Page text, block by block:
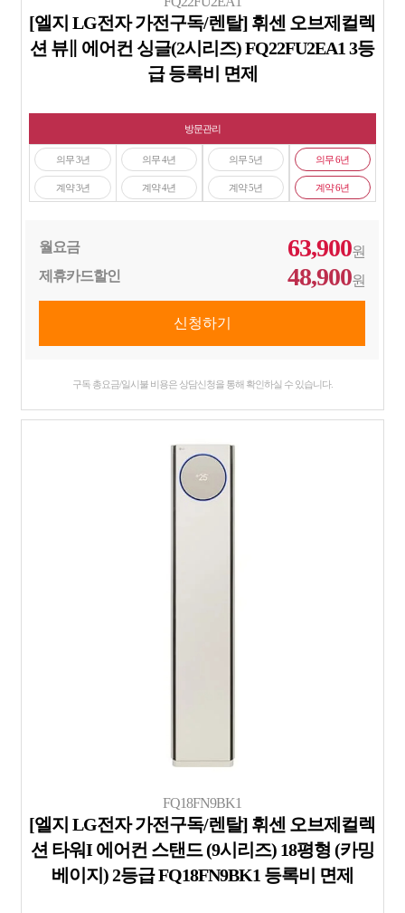
[엘지 LG전자 가전구독/렌탈] 휘센 오브제컬렉
션 뷰∥ 에어컨 싱글(2시리즈) FQ22FU2EA1 3등
급 등록비 면제
방문관리
의무 3년
계약 3년
의무 4년
계약 4년
의무 5년
계약 5년
의무 6년
계약 6년
월요금 63,900원
제휴카드할인
48,900원
구독 총요금/일시불 비용은 상담신청을 통해 확인하실 수 있습니다.
FQ18FN9BK1
[엘지 LG전자 가전구독/렌탈] 휘센 오브제컬렉
션 타워I 에어컨 스탠드 (9시리즈) 18평형 (카밍
베이지) 2등급 FQ18FN9BK1 등록비 면제